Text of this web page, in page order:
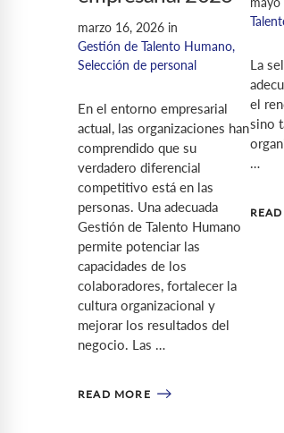
marzo 16, 2026 in
Gestión de Talento Humano,
Selección de personal
En el entorno empresarial
actual, las organizaciones han
comprendido que su
verdadero diferencial
competitivo está en las
personas. Una adecuada
Gestión de Talento Humano
permite potenciar las
capacidades de los
colaboradores, fortalecer la
cultura organizacional y
mejorar los resultados del
negocio. Las …
READ MORE
La
el
sino
…